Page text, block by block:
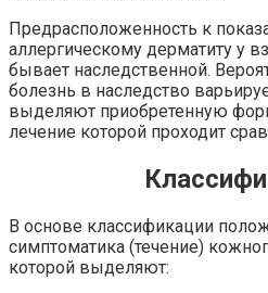
Предрасположенность к
аллергическому дерматиту у
бывает наследственной.
болезнь в наследство
выделяют приобретенную
лечение которой проходит
В основе классификации
симптоматика (течение)
которой выделяют: